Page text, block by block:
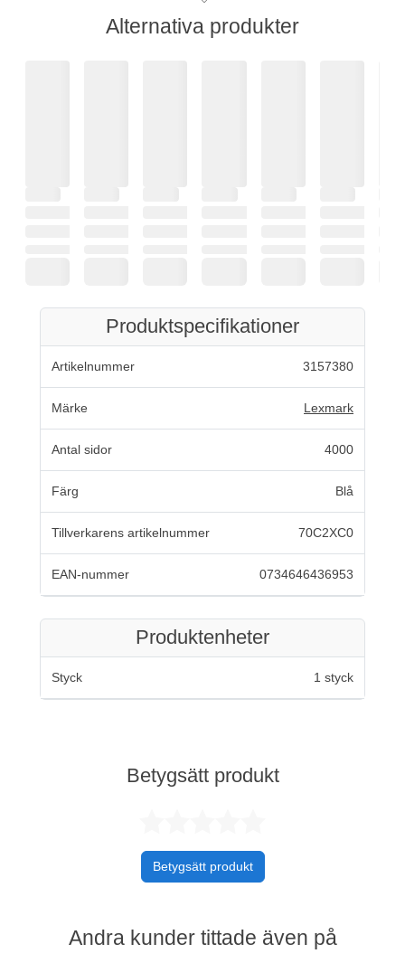
Alternativa produkter
Produktspecifikationer
Artikelnummer 3157380
Märke Lexmark
Antal sidor 4000
Färg Blå
Tillverkarens artikelnummer 70C2XC0
EAN-nummer 0734646436953
Produktenheter
Styck 1 styck
Betygsätt produkt
Betygsätt produkt
Andra kunder tittade även på